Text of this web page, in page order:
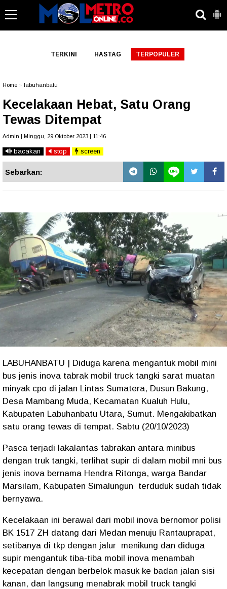
TERKINI HASTAG TERPOPULER
Home labuhanbatu
Kecelakaan Hebat, Satu Orang
Tewas Ditempat
Admin | Minggu, 29 Oktober 2023 | 11:46
bacakan stop screen
Sebarkan:
LABUHANBATU | Diduga karena mengantuk mobil mini
bus jenis inova tabrak mobil truck tangki sarat muatan
minyak cpo di jalan Lintas Sumatera, Dusun Bakung,
Desa Mambang Muda, Kecamatan Kualuh Hulu,
Kabupaten Labuhanbatu Utara, Sumut. Mengakibatkan
satu orang tewas di tempat. Sabtu (20/10/2023)
Pasca terjadi lakalantas tabrakan antara minibus
dengan truk tangki, terlihat supir di dalam mobil mni bus
jenis inova bernama Hendra Ritonga, warga Bandar
Marsilam, Kabupaten Simalungun terduduk sudah tidak
bernyawa.
Kecelakaan ini berawal dari mobil inova bernomor polisi
BK 1517 ZH datang dari Medan menuju Rantauprapat,
setibanya di tkp dengan jalur menikung dan diduga
supir mengantuk tiba-tiba mobil inova menambah
kecepatan dengan berbelok masuk ke badan jalan sisi
kanan, dan langsung menabrak mobil truck tangki